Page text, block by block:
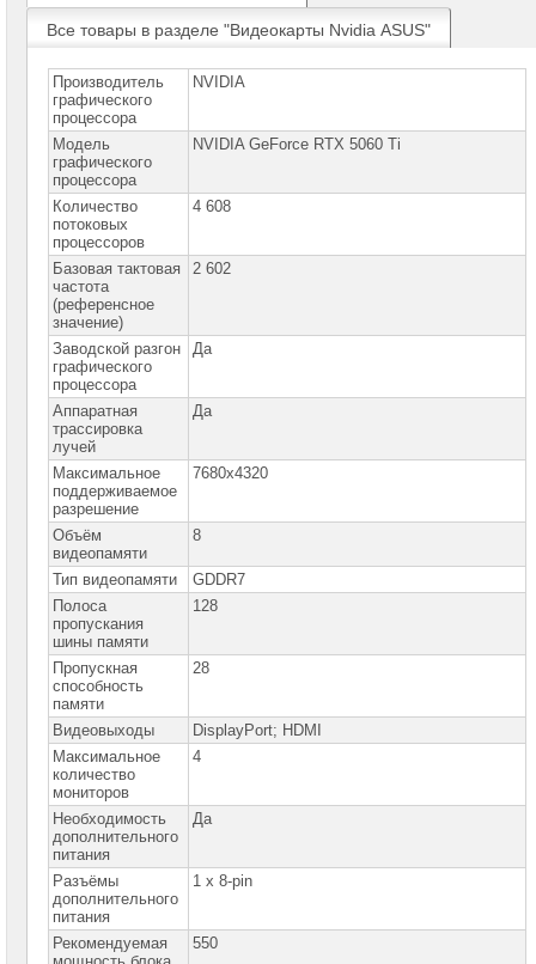
Моноблоки
Компьютеры
Brand
Name
Принтеры
плоттеры
МФУ
Серверы
Brand
Name
Пассивное
сетевое
оборудование
Активное
сетевое
оборудование
СХД
системы
хранения
данных
Компоненты
компьютеров
Платформы
малого
размера
Материнские
платы
Процессоры
Intel
Процессоры
AMD
Модули
памяти
Все товары в разделе "Видеокарты Nvidia ASUS"
Производитель
графического
процессора
NVIDIA
Модель
графического
процессора
NVIDIA GeForce RTX 5060 Ti
Количество
потоковых
процессоров
4 608
Базовая тактовая
частота
(референсное
значение)
2 602
Заводской разгон
графического
процессора
Да
Аппаратная
трассировка
лучей
Да
Максимальное
поддерживаемое
разрешение
7680x4320
Объём
видеопамяти
8
Тип видеопамяти
GDDR7
Полоса
пропускания
шины памяти
128
Пропускная
способность
памяти
28
Видеовыходы
DisplayPort; HDMI
Максимальное
количество
мониторов
4
Необходимость
дополнительного
питания
Да
Разъёмы
дополнительного
питания
1 x 8-pin
Рекомендуемая
550